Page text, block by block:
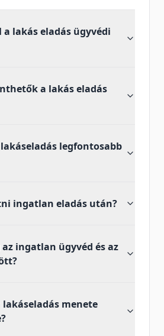
lakás eladás ügyvédi
a lakás eladás
legfontosabb
ingatlan eladás után?
ingatlan ügyvéd és az
menete